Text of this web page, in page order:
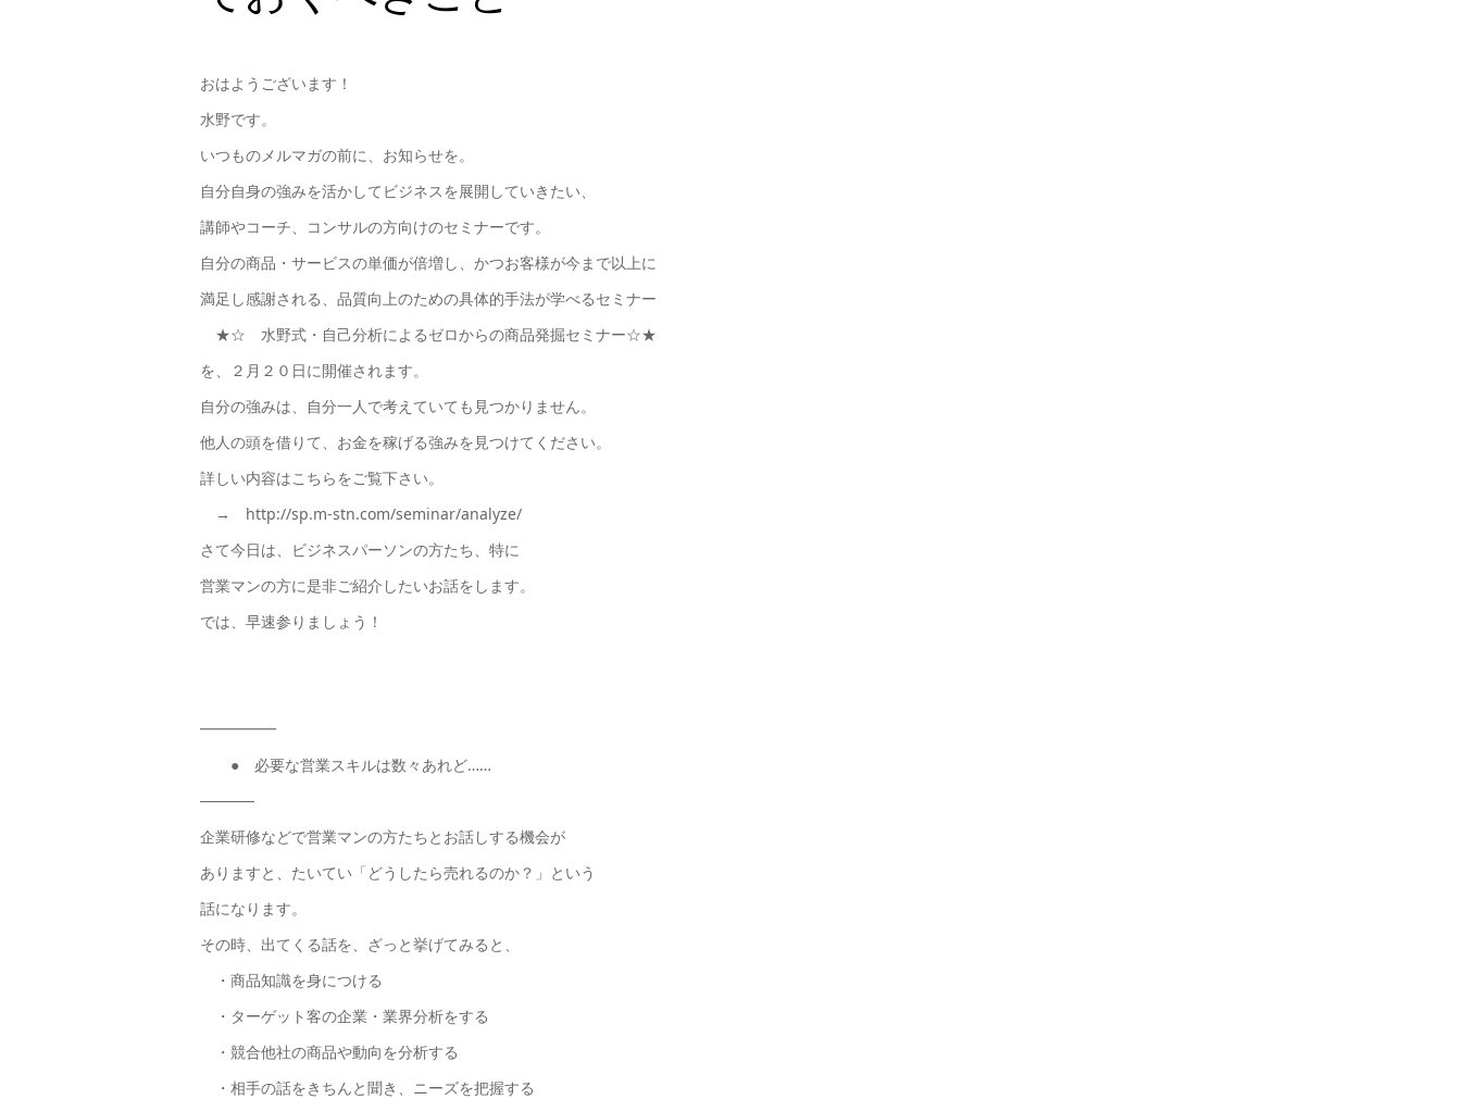
おはようございます！
水野です。
いつものメルマガの前に、お知らせを。
自分自身の強みを活かしてビジネスを展開していきたい、
講師やコーチ、コンサルの方向けのセミナーです。
自分の商品・サービスの単価が倍増し、かつお客様が今まで以上に
満足し感謝される、品質向上のための具体的手法が学べるセミナー
★☆ 水野式・自己分析によるゼロからの商品発掘セミナー☆★
を、２月２０日に開催されます。
自分の強みは、自分一人で考えていても見つかりません。
他人の頭を借りて、お金を稼げる強みを見つけてください。
詳しい内容はこちらをご覧下さい。
→ http://sp.m-stn.com/seminar/analyze/
さて今日は、ビジネスパーソンの方たち、特に
営業マンの方に是非ご紹介したいお話をします。
では、早速参りましょう！
━━━━━
● 必要な営業スキルは数々あれど……
─────
企業研修などで営業マンの方たちとお話しする機会が
ありますと、たいてい「どうしたら売れるのか？」という
話になります。
その時、出てくる話を、ざっと挙げてみると、
・商品知識を身につける
・ターゲット客の企業・業界分析をする
・競合他社の商品や動向を分析する
・相手の話をきちんと聞き、ニーズを把握する